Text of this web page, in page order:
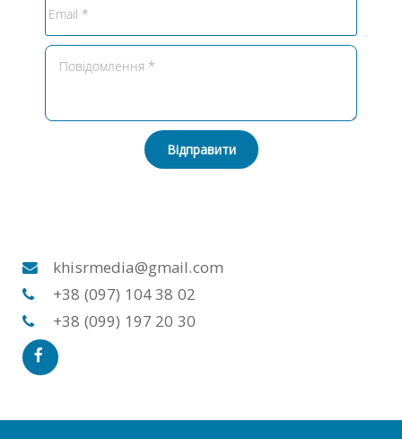
Відправити
khisrmedia@gmail.com
+38 (097) 104 38 02
+38 (099) 197 20 30